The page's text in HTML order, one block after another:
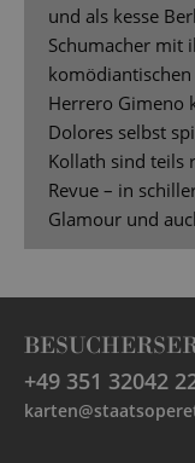
und als kesse
Schumacher mit
Herrero Gimeno
Dolores selbst
Kollath sind teils
Revue – in
Glamour und
+49 351 32042